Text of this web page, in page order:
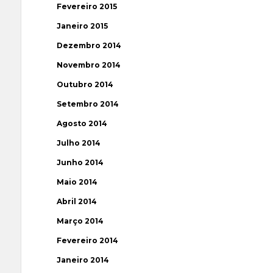
Fevereiro 2015
Janeiro 2015
Dezembro 2014
Novembro 2014
Outubro 2014
Setembro 2014
Agosto 2014
Julho 2014
Junho 2014
Maio 2014
Abril 2014
Março 2014
Fevereiro 2014
Janeiro 2014